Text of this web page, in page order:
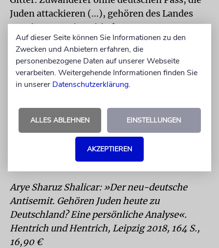
Juden attackieren (...), gehören des Landes
verwiesen. Antisemitische
Verschwörungsmusiker haben keine Preise
verdient (…). Lehrer, die ihre Schüler nicht
aktiv gegen Antisemitismus und Israelhass
aufklären, sollten den Job wechseln.«
aus Sorge um das Land, in dem er
aufgewachsen ist. Er meint, es wäre ein böses
Omen für Deutschland, wenn dort eines Tages
keine Juden mehr leben könnten.
Arye Sharuz Shalicar: »Der neu-deutsche
Antisemit. Gehören Juden heute zu
Deutschland? Eine persönliche Analyse«.
Hentrich und Hentrich, Leipzig 2018, 164 S.,
16,90 €
Auf dieser Seite können Sie Informationen zu den
Zwecken und Anbietern erfahren, die
personenbezogene Daten auf unserer Webseite
verarbeiten. Weitergehende Informationen finden Sie
in unserer Datenschutzerklärung.
ALLES ABLEHNEN EINSTELLUNGEN
AKZEPTIEREN